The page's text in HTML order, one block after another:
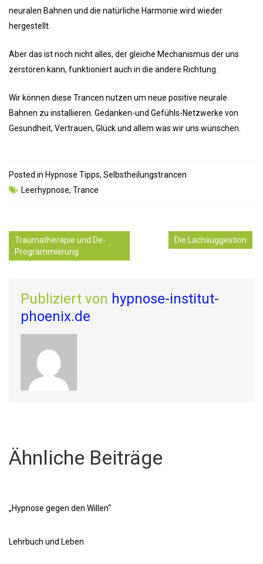
neuralen Bahnen und die natürliche Harmonie wird wieder
hergestellt.
Aber das ist noch nicht alles, der gleiche Mechanismus der uns
zerstören kann, funktioniert auch in die andere Richtung.
Wir können diese Trancen nutzen um neue positive neurale
Bahnen zu installieren. Gedanken-und Gefühls-Netzwerke von
Gesundheit, Vertrauen, Glück und allem was wir uns wünschen.
Posted in Hypnose Tipps, Selbstheilungstrancen
Leerhypnose, Trance
Traumatherapie und De-
Programmierung
Die Lachsuggestion
Publiziert von hypnose-institut-
phoenix.de
Ähnliche Beiträge
„Hypnose gegen den Willen“
Lehrbuch und Leben